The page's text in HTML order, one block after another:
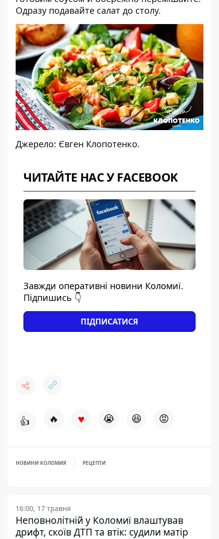
Одразу подавайте салат до столу.
Джерело: Євген Клопотенко.
ЧИТАЙТЕ НАС У FACEBOOK
Завжди оперативні новини Коломиї.
Підпишись 👇
ПІДПИСАТИСЯ
👍 🔥 ♥ 😭 😆 😡
НОВИНИ КОЛОМИЯ РЕЦЕПТИ
16:00, 17 травня
Неповнолітній у Коломиї влаштував
дрифт, скоїв ДТП та втік: судили матір